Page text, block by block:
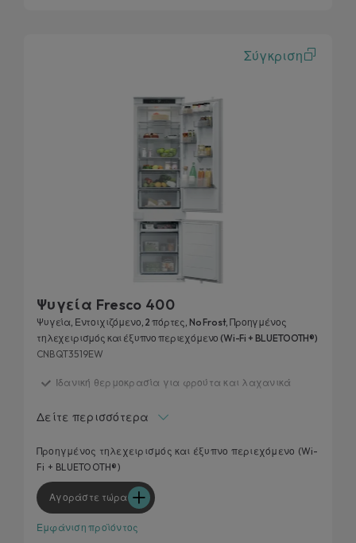
Σύγκριση
Ψυγεία Fresco 400
Ψυγεία, Εντοιχιζόμενο, 2 πόρτες, No Frost, Προηγμένος
τηλεχειρισμός και έξυπνο περιεχόμενο (Wi-Fi + BLUETOOTH®)
CNBQT3519EW
Ιδανική θερμοκρασία για φρούτα και λαχανικά
15% επιπλέον χωρητικότητα αποθήκευσης
Total no frost
E Class
Δείτε περισσότερα
Προηγμένος τηλεχειρισμός και έξυπνο περιεχόμενο (Wi-
Fi + BLUETOOTH®)
Αγοράστε τώρα
Εμφάνιση προϊόντος